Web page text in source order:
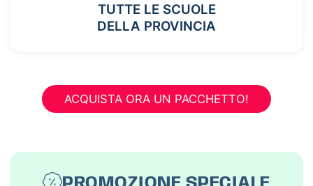
TUTTE LE SCUOLE
DELLA PROVINCIA
ACQUISTA ORA UN PACCHETTO!